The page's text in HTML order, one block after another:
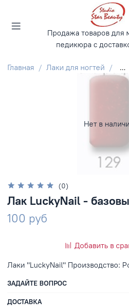
Продажа товаров для
педикюра с
Главная Лаки для ногтей ...
Нет в
(0)
Лак LuckyNail -
100 руб
Добавить в
ЗАДАЙТЕ ВОПРОС
ДОСТАВКА
Лаки "LuckyNail" Производство: